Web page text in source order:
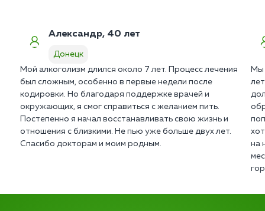
Александр, 40 лет
Донецк
Мой алкоголизм длился около 7 лет. Процесс лечения
был сложным, особенно в первые недели после
кодировки. Но благодаря поддержке врачей и
окружающих, я смог справиться с желанием пить.
Постепенно я начал восстанавливать свою жизнь и
отношения с близкими. Не пью уже больше двух лет.
Спасибо докторам и моим родным.
Мы
на